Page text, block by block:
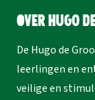
Over Hugo
De Hugo de
leerlingen en
veilige en